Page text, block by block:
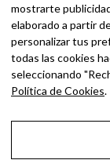
BUSCAR POR:
Ingresa las
Enter.
mostrarte
elaborado a partir
personalizar tus
todas las cookies
seleccionando
Política de Cookies.